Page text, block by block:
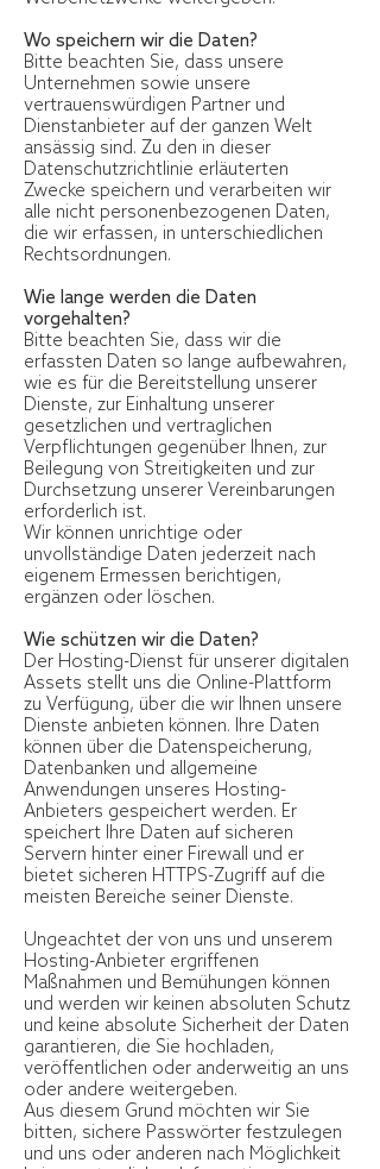
Wo speichern wir die Daten?
Bitte beachten Sie, dass unsere
Unternehmen sowie unsere
vertrauenswürdigen Partner und
Dienstanbieter auf der ganzen Welt
ansässig sind. Zu den in dieser
Datenschutzrichtlinie erläuterten
Zwecke speichern und verarbeiten wir
alle nicht personenbezogenen Daten,
die wir erfassen, in unterschiedlichen
Rechtsordnungen.
Wie lange werden die Daten
vorgehalten?
Bitte beachten Sie, dass wir die
erfassten Daten so lange aufbewahren,
wie es für die Bereitstellung unserer
Dienste, zur Einhaltung unserer
gesetzlichen und vertraglichen
Verpflichtungen gegenüber Ihnen, zur
Beilegung von Streitigkeiten und zur
Durchsetzung unserer Vereinbarungen
erforderlich ist.
Wir können unrichtige oder
unvollständige Daten jederzeit nach
eigenem Ermessen berichtigen,
ergänzen oder löschen.
Wie schützen wir die Daten?
Der Hosting-Dienst für unserer digitalen
Assets stellt uns die Online-Plattform
zu Verfügung, über die wir Ihnen unsere
Dienste anbieten können. Ihre Daten
können über die Datenspeicherung,
Datenbanken und allgemeine
Anwendungen unseres Hosting-
Anbieters gespeichert werden. Er
speichert Ihre Daten auf sicheren
Servern hinter einer Firewall und er
bietet sicheren HTTPS-Zugriff auf die
meisten Bereiche seiner Dienste.
Ungeachtet der von uns und unserem
Hosting-Anbieter ergriffenen
Maßnahmen und Bemühungen können
und werden wir keinen absoluten Schutz
und keine absolute Sicherheit der Daten
garantieren, die Sie hochladen,
veröffentlichen oder anderweitig an uns
oder andere weitergeben.
Aus diesem Grund möchten wir Sie
bitten, sichere Passwörter festzulegen
und uns oder anderen nach Möglichkeit